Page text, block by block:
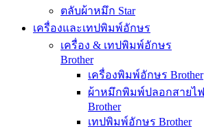
ตลับผ้าหมึก Star
เครื่องและเทปพิมพ์อักษร
เครื่อง & เทปพิมพ์อักษร
Brother
เครื่องพิมพ์อักษร Brother
ผ้าหมึกพิมพ์ปลอกสายไฟ
Brother
เทปพิมพ์อักษร Brother